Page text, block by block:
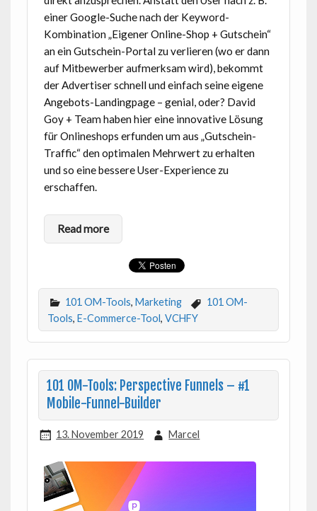
einer Google-Suche nach der Keyword-
Kombination „Eigener Online-Shop + Gutschein“
an ein Gutschein-Portal zu verlieren (wo er dann
auf Mitbewerber aufmerksam wird), bekommt
der Advertiser schnell und einfach seine eigene
Angebots-Landingpage – genial, oder? David
Goy + Team haben hier eine innovative Lösung
für Onlineshops erfunden um aus „Gutschein-
Traffic“ den optimalen Mehrwert zu erhalten
und so eine bessere User-Experience zu
erschaffen.
Read more
101 OM-Tools, Marketing
101 OM-
Tools, E-Commerce-Tool, VCHFY
101 OM-Tools: Perspective Funnels – #1
Mobile-Funnel-Builder
13. November 2019 Marcel